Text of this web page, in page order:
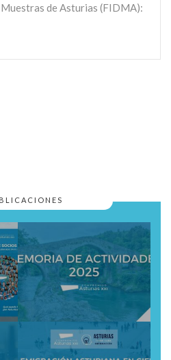
de Asturias (FIDMA):